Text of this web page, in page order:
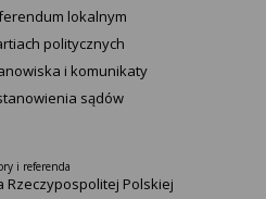
lokalnym
politycznych
i komunikaty
sądów
i referenda
Rzeczypospolitej Polskiej